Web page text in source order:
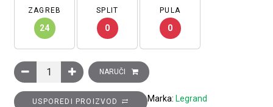
ZAGREB
24
SPLIT
0
PULA
0
Tipkalo Clasia, NO, 10A, 230 V, s LED lampicom i simbolom
NARUČI
USPOREDI PROIZVOD Marka: Legrand